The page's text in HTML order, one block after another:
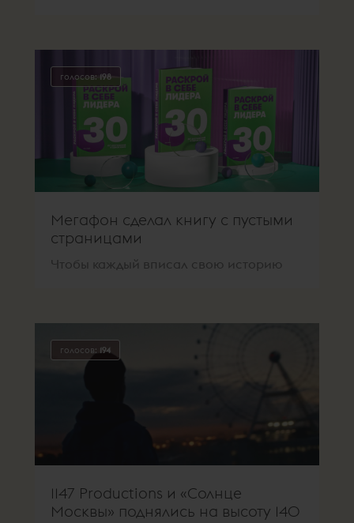
голосов: 198
Мегафон сделал книгу с пустыми
страницами
Чтобы каждый вписал свою историю
голосов: 194
1147 Productions и «Солнце
Москвы» поднялись на высоту 140